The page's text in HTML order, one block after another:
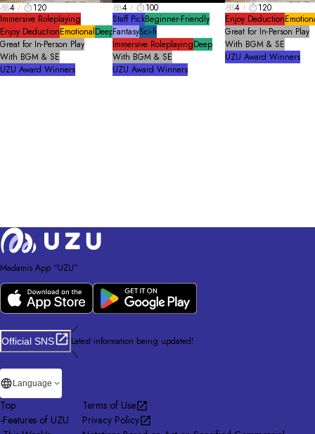
4
120
Immersive Roleplaying
Enjoy DeductionEmotionalDeep
Great for In-Person Play
With BGM & SE
UZU Award Winners
4
100
Staff PickBeginner-Friendly
FantasySci-fi
Immersive RoleplayingDeep
With BGM & SE
UZU Award Winners
4
120
Enjoy Deduction
Great for In-Person Play
With BGM & SE
UZU Award Winners
Madamis App “UZU”
Official SNS
／
Latest information being updated!
＼
Language
Top
-Features of UZU
Terms of Use
Privacy Policy